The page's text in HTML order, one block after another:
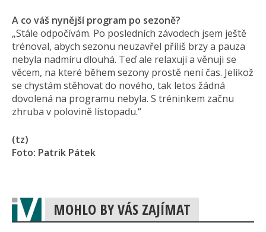
A co váš nynější program po sezoně?
„Stále odpočívám. Po posledních závodech jsem ještě
trénoval, abych sezonu neuzavřel příliš brzy a pauza
nebyla nadmíru dlouhá. Teď ale relaxuji a věnuji se
věcem, na které během sezony prostě není čas. Jelikož
se chystám stěhovat do nového, tak letos žádná
dovolená na programu nebyla. S tréninkem začnu
zhruba v polovině listopadu.“
(tz)
Foto: Patrik Pátek
MOHLO BY VÁS ZAJÍMAT